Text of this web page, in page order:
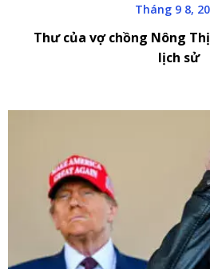
Tháng 9 8,
Thư của vợ chồng Nông
lịch sử